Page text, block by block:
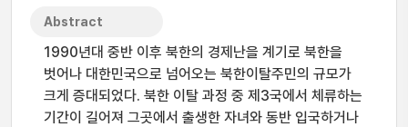
Abstract
1990년대 중반 이후 북한의 경제난을 계기로 북한을
벗어나 대한민국으로 넘어오는 북한이탈주민의 규모가
크게 증대되었다. 북한 이탈 과정 중 제3국에서 체류하는
기간이 길어져 그곳에서 출생한 자녀와 동반 입국하거나